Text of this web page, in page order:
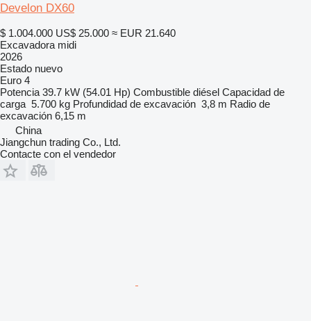
Develon DX60
$ 1.004.000 US$ 25.000 ≈ EUR 21.640
Excavadora midi
2026
Estado nuevo
Euro 4
Potencia 39.7 kW (54.01 Hp) Combustible diésel Capacidad de
carga 5.700 kg Profundidad de excavación 3,8 m Radio de
excavación 6,15 m
China
Jiangchun trading Co., Ltd.
Contacte con el vendedor